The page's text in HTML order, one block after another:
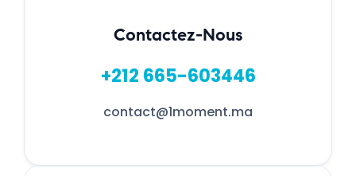
Contactez-Nous
+212 665-603446
contact@1moment.ma